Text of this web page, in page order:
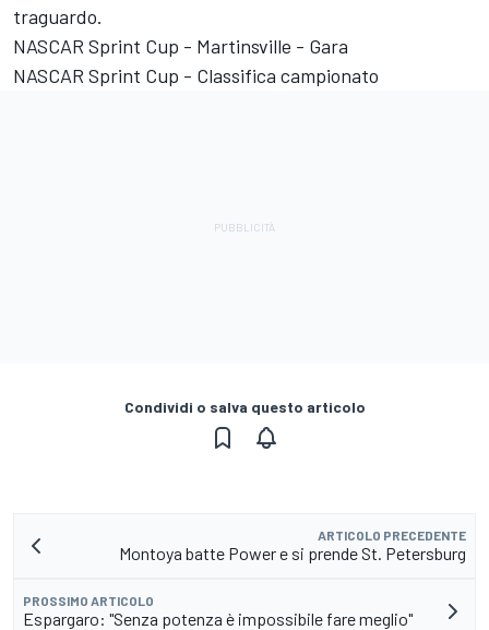
traguardo.
NASCAR Sprint Cup - Martinsville - Gara
NASCAR Sprint Cup - Classifica campionato
Condividi o salva questo articolo
ARTICOLO PRECEDENTE
Montoya batte Power e si prende St. Petersburg
PROSSIMO ARTICOLO
Espargaro: "Senza potenza è impossibile fare meglio"